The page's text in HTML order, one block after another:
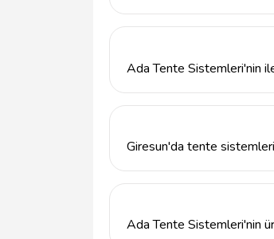
Ada Tente Sistemleri'nin
Giresun'da tente
Ada Tente Sistemleri'nin